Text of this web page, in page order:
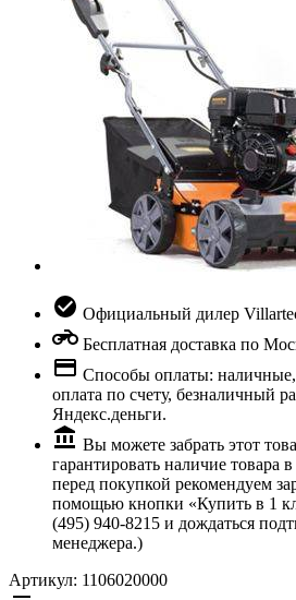
Официальный дилер
Бесплатная доставка по
Способы оплаты:
оплата по счету, безналичный
Яндекс.деньги.
Вы можете забрать этот
гарантировать наличие товара
перед покупкой рекомендуем
помощью кнопки «Купить в 1
(495) 940-8215 и дождаться
менеджера.)
Артикул: 1106020000